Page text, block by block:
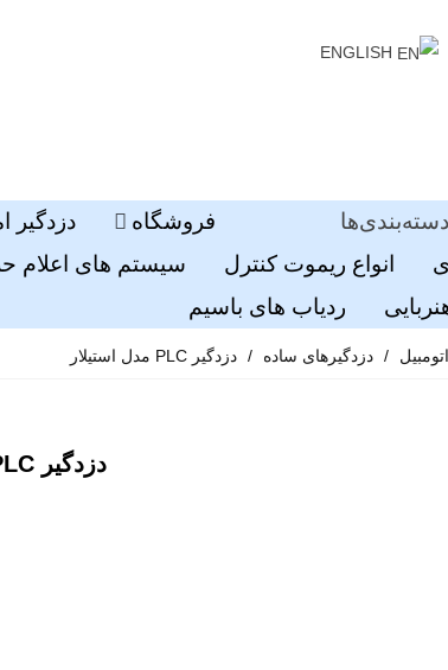
ENGLISH
دسته‌بندی‌ها فروشگاه دزدگیر
انواع ریموت کنترل سیستم های اعلام
ردیاب های باسیم
/ دزدگیرهای ساده / دزدگیر PLC مدل استیلار
دزدگیر PLC مدل استیلار